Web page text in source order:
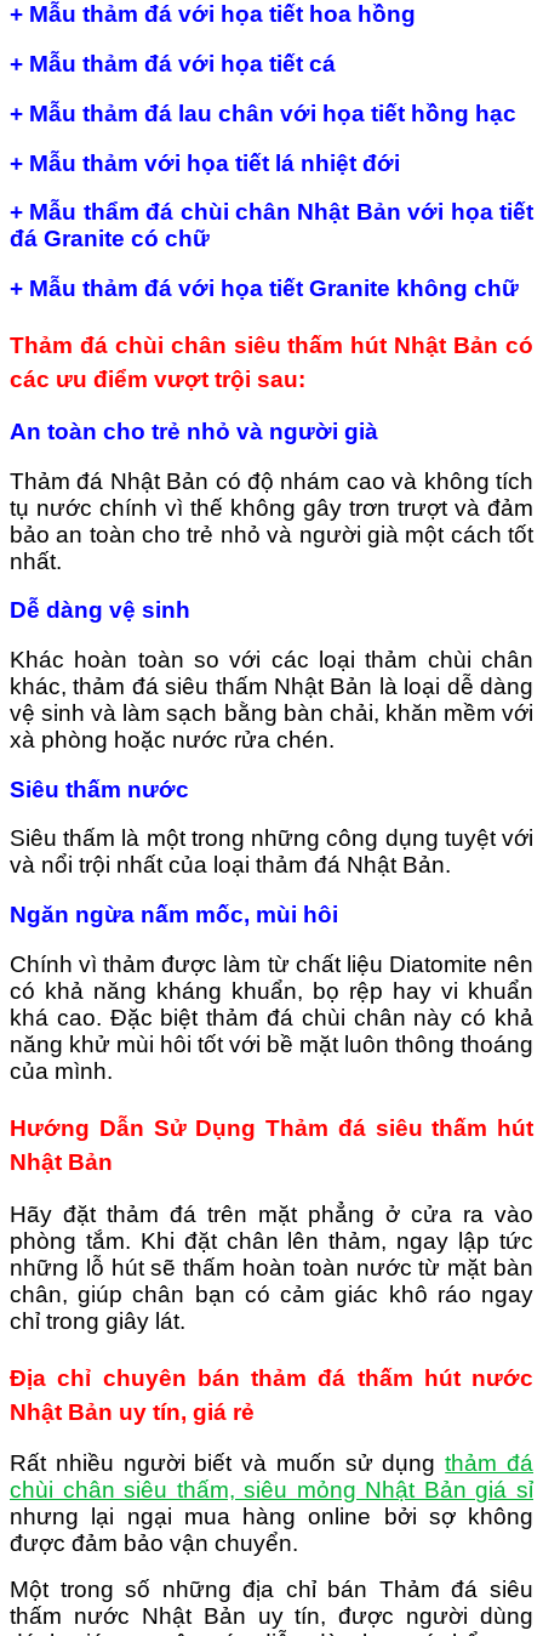
+ Mẫu thảm đá với họa tiết hoa hồng
+ Mẫu thảm đá với họa tiết cá
+ Mẫu thảm đá lau chân với họa tiết hồng hạc
+ Mẫu thảm với họa tiết lá nhiệt đới
+ Mẫu thẩm đá chùi chân Nhật Bản với họa tiết
đá Granite có chữ
+ Mẫu thảm đá với họa tiết Granite không chữ
Thảm đá chùi chân siêu thấm hút Nhật Bản có
các ưu điểm vượt trội sau:
An toàn cho trẻ nhỏ và người già
Thảm đá Nhật Bản có độ nhám cao và không tích
tụ nước chính vì thế không gây trơn trượt và đảm
bảo an toàn cho trẻ nhỏ và người già một cách tốt
nhất.
Dễ dàng vệ sinh
Khác hoàn toàn so với các loại thảm chùi chân
khác, thảm đá siêu thấm Nhật Bản là loại dễ dàng
vệ sinh và làm sạch bằng bàn chải, khăn mềm với
xà phòng hoặc nước rửa chén.
Siêu thấm nước
Siêu thấm là một trong những công dụng tuyệt với
và nổi trội nhất của loại thảm đá Nhật Bản.
Ngăn ngừa nấm mốc, mùi hôi
Chính vì thảm được làm từ chất liệu Diatomite nên
có khả năng kháng khuẩn, bọ rệp hay vi khuẩn
khá cao. Đặc biệt thảm đá chùi chân này có khả
năng khử mùi hôi tốt với bề mặt luôn thông thoáng
của mình.
Hướng Dẫn Sử Dụng Thảm đá siêu thấm hút
Nhật Bản
Hãy đặt thảm đá trên mặt phẳng ở cửa ra vào
phòng tắm. Khi đặt chân lên thảm, ngay lập tức
những lỗ hút sẽ thấm hoàn toàn nước từ mặt bàn
chân, giúp chân bạn có cảm giác khô ráo ngay
chỉ trong giây lát.
Địa chỉ chuyên bán thảm đá thấm hút nước
Nhật Bản uy tín, giá rẻ
Rất nhiều người biết và muốn sử dụngthảm đá
chùi chân siêu thấm, siêu mỏng Nhật Bản giá sỉ
nhưng lại ngại mua hàng online bởi sợ không
được đảm bảo vận chuyển.
Một trong số những địa chỉ bán Thảm đá siêu
thấm nước Nhật Bản uy tín, được người dùng